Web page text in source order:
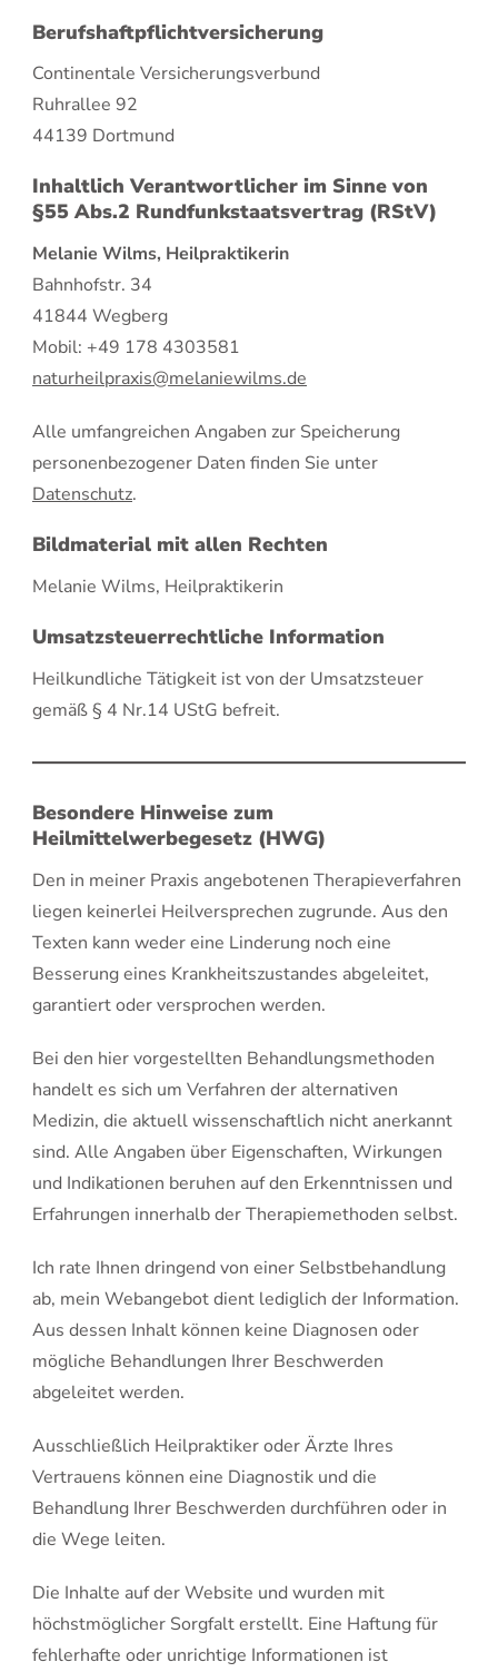
Berufshaftpflichtversicherung
Continentale Versicherungsverbund
Ruhrallee 92
44139 Dortmund
Inhaltlich Verantwortlicher im Sinne von
§55 Abs.2 Rundfunkstaatsvertrag (RStV)
Melanie Wilms, Heilpraktikerin
Bahnhofstr. 34
41844 Wegberg
Mobil: +49 178 4303581
naturheilpraxis@melaniewilms.de
Alle umfangreichen Angaben zur Speicherung
personenbezogener Daten finden Sie unter
Datenschutz.
Bildmaterial mit allen Rechten
Melanie Wilms, Heilpraktikerin
Umsatzsteuerrechtliche Information
Heilkundliche Tätigkeit ist von der Umsatzsteuer
gemäß § 4 Nr.14 UStG befreit.
Besondere Hinweise zum
Heilmittelwerbegesetz (HWG)
Den in meiner Praxis angebotenen Therapieverfahren
liegen keinerlei Heilversprechen zugrunde. Aus den
Texten kann weder eine Linderung noch eine
Besserung eines Krankheitszustandes abgeleitet,
garantiert oder versprochen werden.
Bei den hier vorgestellten Behandlungsmethoden
handelt es sich um Verfahren der alternativen
Medizin, die aktuell wissenschaftlich nicht anerkannt
sind. Alle Angaben über Eigenschaften, Wirkungen
und Indikationen beruhen auf den Erkenntnissen und
Erfahrungen innerhalb der Therapiemethoden selbst.
Ich rate Ihnen dringend von einer Selbstbehandlung
ab, mein Webangebot dient lediglich der Information.
Aus dessen Inhalt können keine Diagnosen oder
mögliche Behandlungen Ihrer Beschwerden
abgeleitet werden.
Ausschließlich Heilpraktiker oder Ärzte Ihres
Vertrauens können eine Diagnostik und die
Behandlung Ihrer Beschwerden durchführen oder in
die Wege leiten.
Die Inhalte auf der Website und wurden mit
höchstmöglicher Sorgfalt erstellt. Eine Haftung für
fehlerhafte oder unrichtige Informationen ist